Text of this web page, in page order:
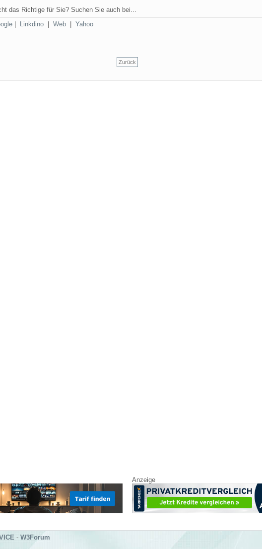
das Richtige für Sie? Suchen Sie auch bei...
Linkdino Web Yahoo
Zurück
Anzeige
- W3Forum